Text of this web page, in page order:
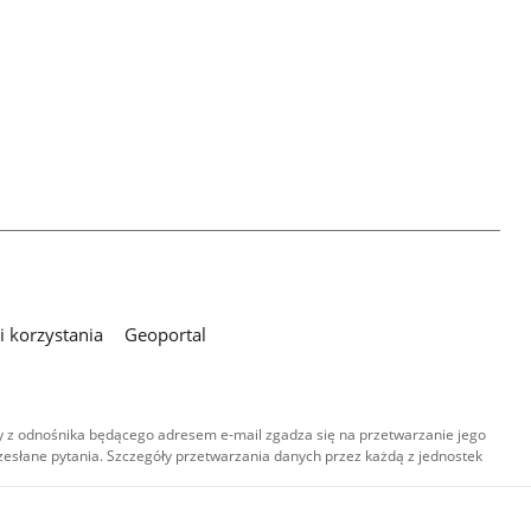
korzystania Geoportal
odnośnika będącego adresem e-mail zgadza się na przetwarzanie jego
pytania. Szczegóły przetwarzania danych przez każdą z jednostek